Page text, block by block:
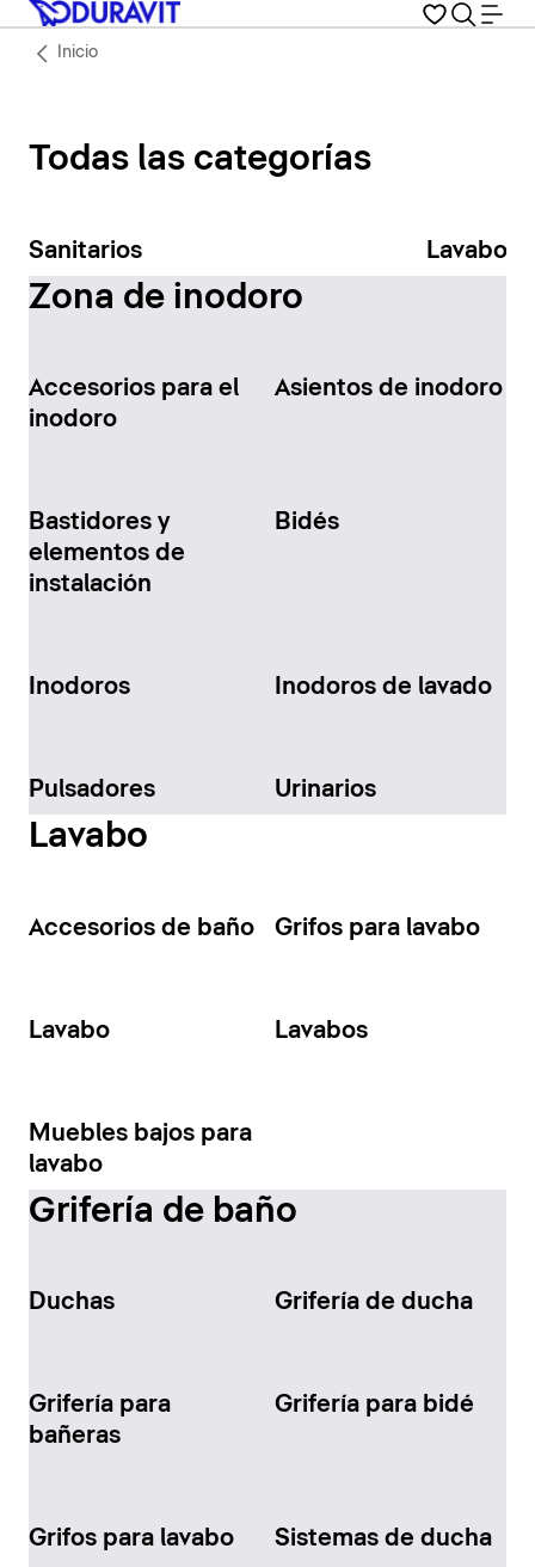
Inicio
Todas las categorías
Sanitarios Lavabos
Zona de inodoro
Accesorios para el
inodoro
Asientos de inodoro
Bastidores y
elementos de
instalación
Bidés
Inodoros Inodoros de lavado
Pulsadores Urinarios
Lavabo
Accesorios de baño Grifos para lavabo
Lavabo Lavabos
Muebles bajos para
lavabo
Grifería de baño
Duchas Grifería de ducha
Grifería para
bañeras
Grifería para bidé
Grifos para lavabo Sistemas de ducha